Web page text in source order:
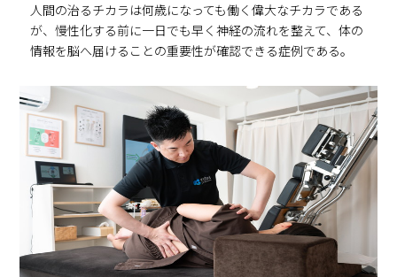
人間の治るチカラは何歳になっても働く偉大なチカラである
が、慢性化する前に一日でも早く神経の流れを整えて、体の
情報を脳へ届けることの重要性が確認できる症例である。